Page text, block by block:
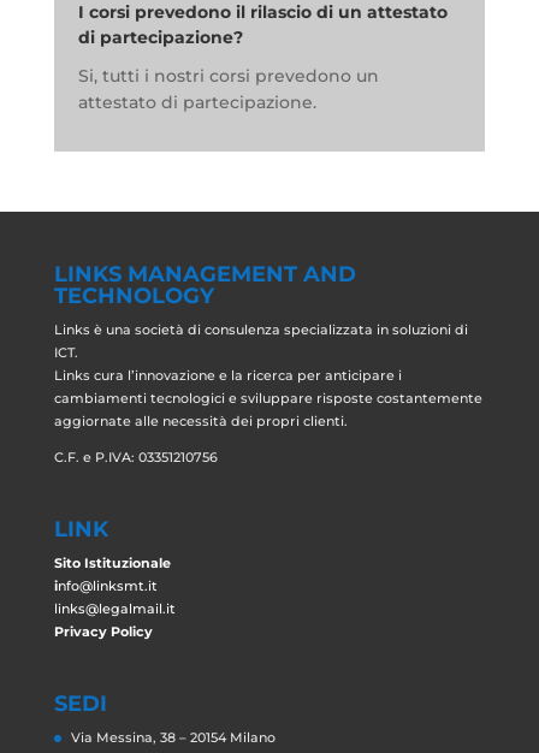
I corsi prevedono il rilascio di un attestato
di partecipazione?
Si, tutti i nostri corsi prevedono un
attestato di partecipazione.
LINKS MANAGEMENT AND
TECHNOLOGY
Links è una società di consulenza specializzata in soluzioni di
ICT.
Links cura l’innovazione e la ricerca per anticipare i
cambiamenti tecnologici e sviluppare risposte costantemente
aggiornate alle necessità dei propri clienti.
C.F. e P.IVA: 03351210756
LINK
Sito Istituzionale
info@linksmt.it
links@legalmail.it
Privacy Policy
SEDI
Via Messina, 38 – 20154 Milano